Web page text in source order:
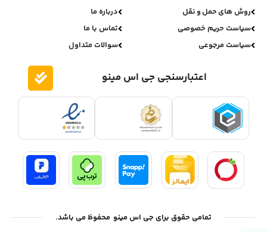
روش های حمل و نقل
سیاست حریم خصوصی
سیاست مرجوعی
درباره ما
تماس با ما
سوالات متداول
اعتبارسنجی جی اس مینو
تمامی حقوق برای جی اس مینو محفوظ می باشد.